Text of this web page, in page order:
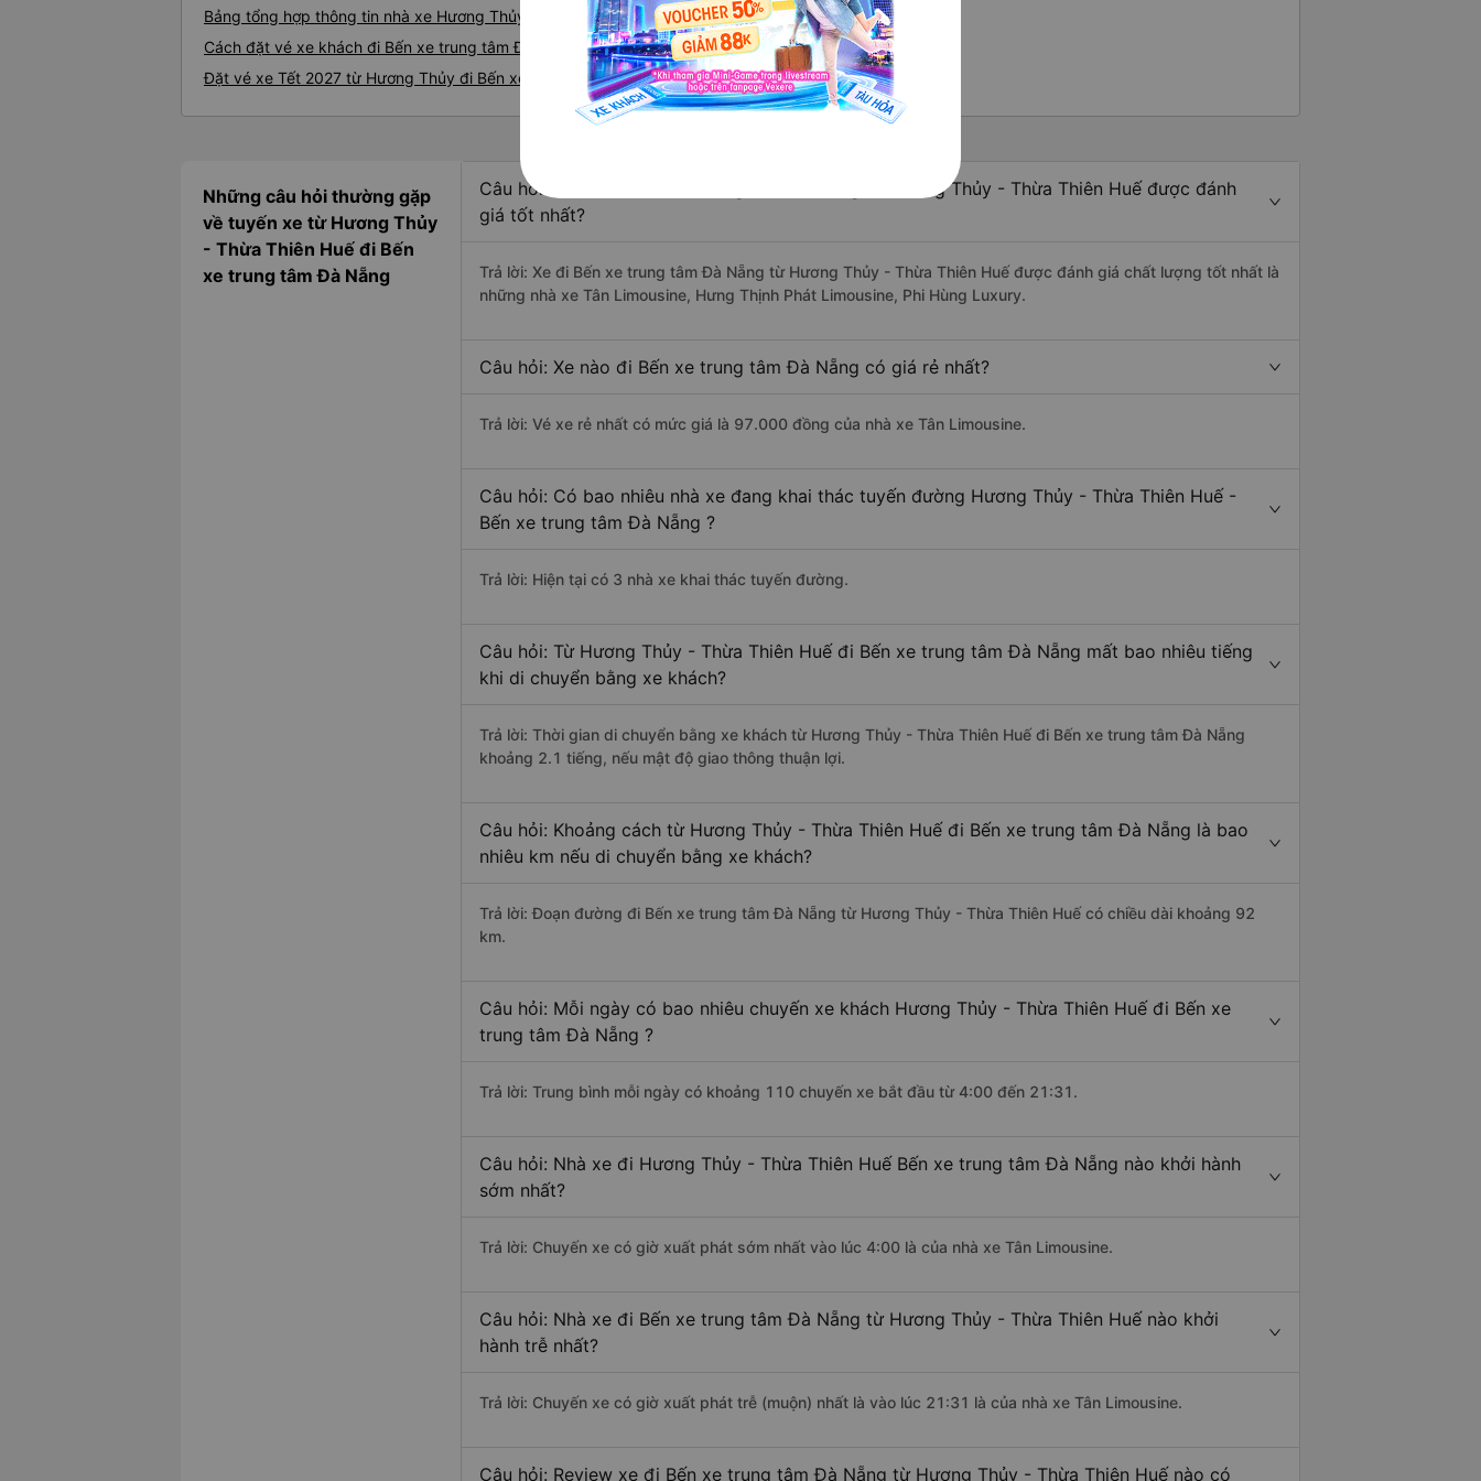
Bảng tổng hợp thông tin nhà xe Hương Thủy - Bến xe trung tâm Đà Nẵng
Cách đặt vé xe khách đi Bến xe trung tâm Đà Nẵng từ Hương Thủy nhanh và uy tín nhất
Đặt vé xe Tết 2027 từ Hương Thủy đi Bến xe trung tâm Đà Nẵng
Những câu hỏi thường gặp
về tuyến xe từ Hương Thủy
- Thừa Thiên Huế đi Bến
xe trung tâm Đà Nẵng
Câu hỏi: Nhà xe đi Bến xe trung tâm Đà Nẵng từ Hương Thủy - Thừa Thiên Huế được đánh
giá tốt nhất?
Trả lời: Xe đi Bến xe trung tâm Đà Nẵng từ Hương Thủy - Thừa Thiên Huế được đánh giá chất lượng tốt nhất là
những nhà xe Tân Limousine, Hưng Thịnh Phát Limousine, Phi Hùng Luxury.
Câu hỏi: Xe nào đi Bến xe trung tâm Đà Nẵng có giá rẻ nhất?
Trả lời: Vé xe rẻ nhất có mức giá là 97.000 đồng của nhà xe Tân Limousine.
Câu hỏi: Có bao nhiêu nhà xe đang khai thác tuyến đường Hương Thủy - Thừa Thiên Huế -
Bến xe trung tâm Đà Nẵng ?
Trả lời: Hiện tại có 3 nhà xe khai thác tuyến đường.
Câu hỏi: Từ Hương Thủy - Thừa Thiên Huế đi Bến xe trung tâm Đà Nẵng mất bao nhiêu tiếng
khi di chuyển bằng xe khách?
Trả lời: Thời gian di chuyển bằng xe khách từ Hương Thủy - Thừa Thiên Huế đi Bến xe trung tâm Đà Nẵng
khoảng 2.1 tiếng, nếu mật độ giao thông thuận lợi.
Câu hỏi: Khoảng cách từ Hương Thủy - Thừa Thiên Huế đi Bến xe trung tâm Đà Nẵng là bao
nhiêu km nếu di chuyển bằng xe khách?
Trả lời: Đoạn đường đi Bến xe trung tâm Đà Nẵng từ Hương Thủy - Thừa Thiên Huế có chiều dài khoảng 92
km.
Câu hỏi: Mỗi ngày có bao nhiêu chuyến xe khách Hương Thủy - Thừa Thiên Huế đi Bến xe
trung tâm Đà Nẵng ?
Trả lời: Trung bình mỗi ngày có khoảng 110 chuyến xe bắt đầu từ 4:00 đến 21:31.
Câu hỏi: Nhà xe đi Hương Thủy - Thừa Thiên Huế Bến xe trung tâm Đà Nẵng nào khởi hành
sớm nhất?
Trả lời: Chuyến xe có giờ xuất phát sớm nhất vào lúc 4:00 là của nhà xe Tân Limousine.
Câu hỏi: Nhà xe đi Bến xe trung tâm Đà Nẵng từ Hương Thủy - Thừa Thiên Huế nào khởi
hành trễ nhất?
Trả lời: Chuyến xe có giờ xuất phát trễ (muộn) nhất là vào lúc 21:31 là của nhà xe Tân Limousine.
Câu hỏi: Review xe đi Bến xe trung tâm Đà Nẵng từ Hương Thủy - Thừa Thiên Huế nào có